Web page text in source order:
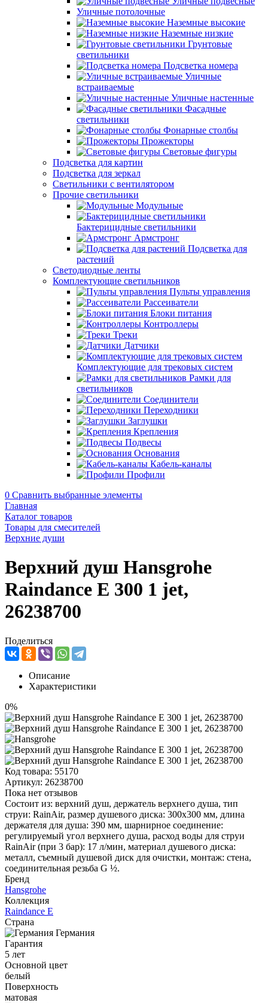
Уличные потолочные
Наземные высокие
Наземные низкие
Грунтовые
светильники
Подсветка номера
Уличные
встраиваемые
Уличные настенные
Фасадные
светильники
Фонарные столбы
Прожекторы
Световые фигуры
Подсветка для картин
Подсветка для зеркал
Светильники с вентилятором
Прочие светильники
Модульные
Бактерицидные светильники
Армстронг
Подсветка для
растений
Светодиодные ленты
Комплектующие светильников
Пульты управления
Рассеиватели
Блоки питания
Контроллеры
Треки
Датчики
Комплектующие для трековых систем
Рамки для
светильников
Соединители
Переходники
Заглушки
Крепления
Подвесы
Основания
Кабель-каналы
Профили
0 Сравнить выбранные элементы
Главная
Каталог товаров
Товары для смесителей
Верхние души
Верхний душ Hansgrohe
Raindance Е 300 1 jet,
26238700
Поделиться
Описание
Характеристики
0%
Код товара: 55170
Артикул: 26238700
Пока нет отзывов
Состоит из: верхний душ, держатель верхнего душа, тип
струи: RainAir, размер душевого диска: 300x300 мм, длина
держателя для душа: 390 мм, шарнирное соединение:
регулируемый угол верхнего душа, расход воды для струи
RainAir (при 3 бар): 17 л/мин, материал душевого диска:
металл, съемный душевой диск для очистки, монтаж: стена,
соединительная резьба G ½.
Бренд
Hansgrohe
Коллекция
Raindance E
Страна
Германия
Гарантия
5 лет
Основной цвет
белый
Поверхность
матовая